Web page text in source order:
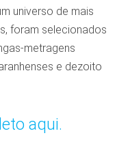
universo de mais
foram selecionados
metragens
e dezoito
aqui.